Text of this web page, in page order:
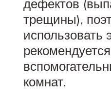
дефектов
трещины),
использовать
комнат.